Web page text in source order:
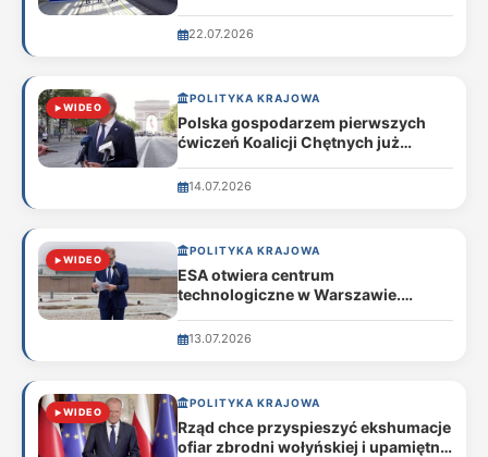
roku
22.07.2026
WIDEO
POLITYKA KRAJOWA
Polska gospodarzem pierwszych
ćwiczeń Koalicji Chętnych już
14.07.2026
WIDEO
POLITYKA KRAJOWA
ESA otwiera centrum
technologiczne w Warszawie.
kosmosie
13.07.2026
WIDEO
POLITYKA KRAJOWA
Rząd chce przyspieszyć ekshumacje
ofiar zbrodni wołyńskiej i upamiętnić